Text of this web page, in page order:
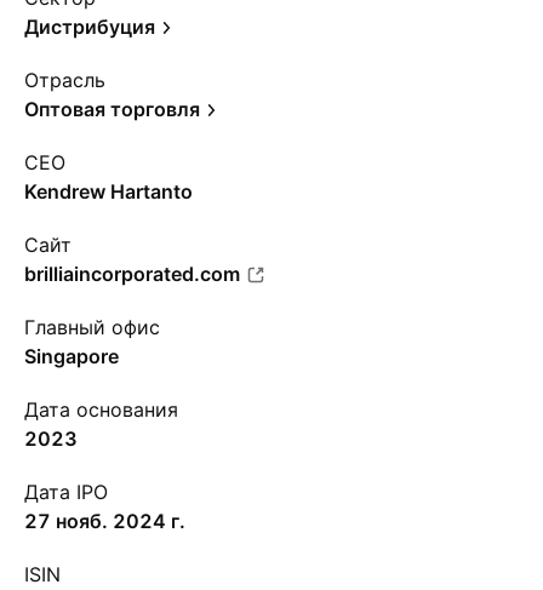
Дистрибуция
Отрасль
Оптовая торговля
CEO
Kendrew Hartanto
Сайт
brilliaincorporated.com
Главный офис
Singapore
Дата основания
2023
Дата IPO
27 нояб. 2024 г.
ISIN